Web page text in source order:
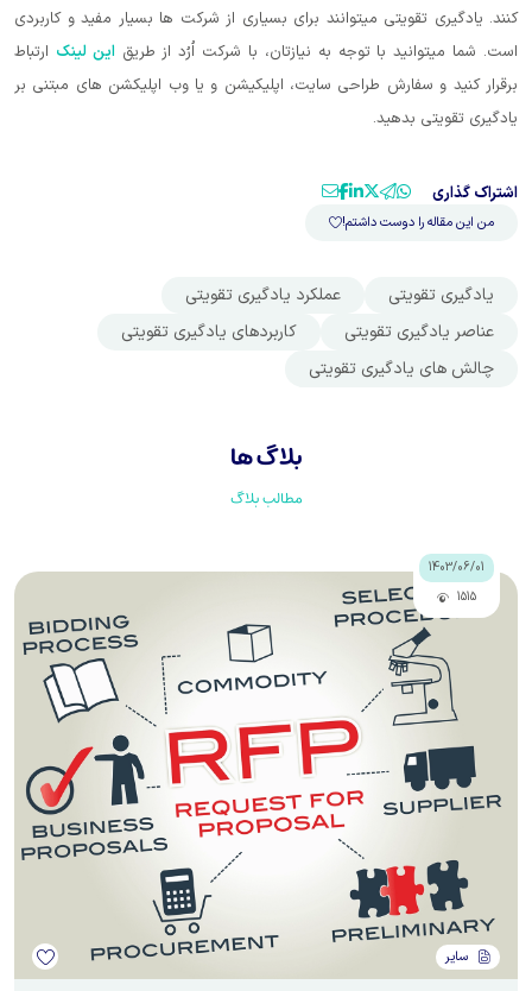
کنند. یادگیری تقویتی میتوانند برای بسیاری از شرکت ها بسیار مفید و کاربردی
است. شما میتوانید با توجه به نیازتان، با شرکت اُرُد از طریق این لینکارتباط
برقرار کنید و سفارش طراحی سایت، اپلیکیشن و یا وب اپلیکشن های مبتنی بر
یادگیری تقویتی بدهید.
اشتراک گذاری
من این مقاله را دوست داشتم!
یادگیری تقویتی
عملکرد یادگیری تقویتی
عناصر یادگیری تقویتی
کاربردهای یادگیری تقویتی
چالش های یادگیری تقویتی
بلاگ ها
مطالب بلاگ
1403/06/01
1515
سایر